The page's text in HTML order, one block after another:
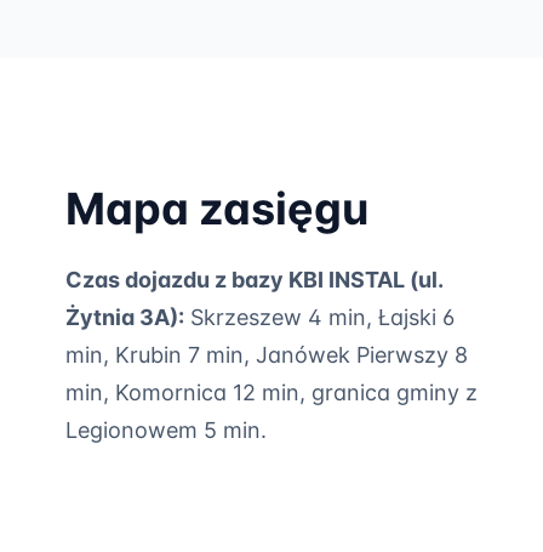
Mapa zasięgu
Czas dojazdu z bazy KBI INSTAL (ul.
Żytnia 3A): Skrzeszew 4 min, Łajski 6
min, Krubin 7 min, Janówek Pierwszy 8
min, Komornica 12 min, granica gminy z
Legionowem 5 min.